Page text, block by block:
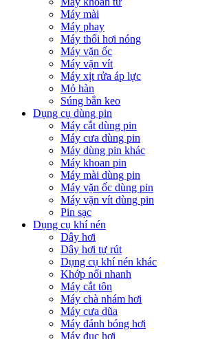
Máy mài
Máy phay
Máy thổi hơi nóng
Máy vặn ốc
Máy vặn vít
Máy xịt rửa áp lực
Mỏ hàn
Súng bắn keo
Dụng cụ dùng pin
Máy cắt dùng pin
Máy cưa dùng pin
Máy dùng pin khác
Máy khoan pin
Máy mài dùng pin
Máy vặn ốc dùng pin
Máy vặn vít dùng pin
Pin sạc
Dụng cụ khí nén
Dây hơi
Dây hơi tự rút
Dụng cụ khí nén khác
Khớp nối nhanh
Máy cắt tôn
Máy chà nhám hơi
Máy cưa dũa
Máy đánh bóng hơi
Máy đục hơi